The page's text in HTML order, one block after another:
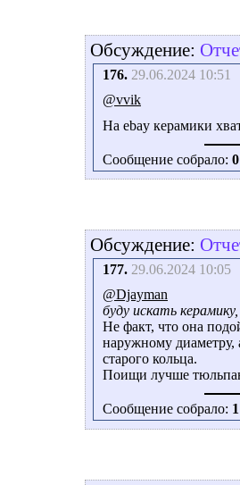
Обсуждение:
176. 29.06.2024 10:51
@vvik
На ebay керамики
Сообщение собрало: 0
Обсуждение:
177. 29.06.2024 10:05
@Djayman
буду искать керамику,
Не факт, что она
наружному диаметру,
старого кольца.
Поищи лучше
Сообщение собрало: 1